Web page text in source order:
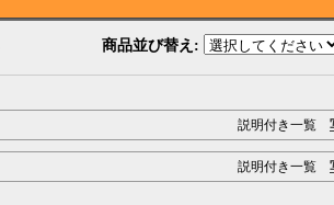
商品並び替え :
説明付き一覧
説明付き一覧